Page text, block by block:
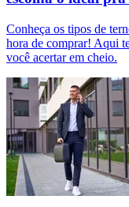
Conheça os tipos de
hora de comprar! Aqui
você acertar em cheio.